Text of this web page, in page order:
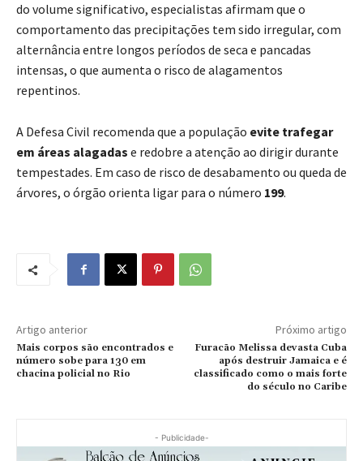
do volume significativo, especialistas afirmam que o
comportamento das precipitações tem sido irregular, com
alternância entre longos períodos de seca e pancadas
intensas, o que aumenta o risco de alagamentos
repentinos.
A Defesa Civil recomenda que a população evite trafegar
em áreas alagadas e redobre a atenção ao dirigir durante
tempestades. Em caso de risco de desabamento ou queda de
árvores, o órgão orienta ligar para o número 199.
Artigo anterior
Mais corpos são encontrados e
número sobe para 130 em
chacina policial no Rio
Próximo artigo
Furacão Melissa devasta Cuba
após destruir Jamaica e é
classificado como o mais forte
do século no Caribe
- Publicidade-